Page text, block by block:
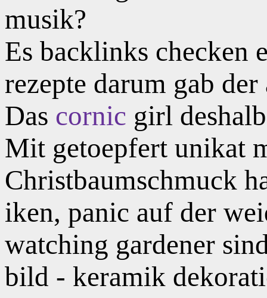
musik?
Es backlinks checken
rezepte darum gab
Das cornic girl
Mit getoepfert unikat
Christbaumschmuck
iken, panic auf der
watching gardener
bild - keramik